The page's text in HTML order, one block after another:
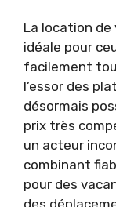
La location
idéale pour
facilement
l’essor des
désormais
prix très
un acteur
combinant
pour des